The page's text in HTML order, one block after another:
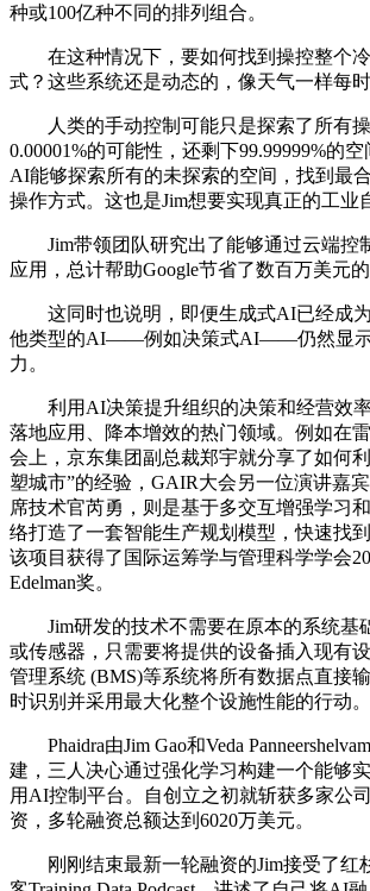
种或100亿种不同的排列组合。
在这种情况下，要如何找到操控整个冷
式？这些系统还是动态的，像天气一样每时
人类的手动控制可能只是探索了所有操
0.00001%的可能性，还剩下99.99999%的
AI能够探索所有的未探索的空间，找到最
操作方式。这也是Jim想要实现真正的工业
Jim带领团队研究出了能够通过云端控
应用，总计帮助Google节省了数百万美元的
这同时也说明，即便生成式AI已经成为
他类型的AI——例如决策式AI——仍然显示
力。
利用AI决策提升组织的决策和经营效
落地应用、降本增效的热门领域。例如在
会上，京东集团副总裁郑宇就分享了如何
塑城市”的经验，GAIR大会另一位演讲嘉
席技术官芮勇，则是基于多交互增强学习
络打造了一套智能生产规划模型，快速找
该项目获得了国际运筹学与管理科学学会
Edelman奖。
Jim研发的技术不需要在原本的系统基
或传感器，只需要将提供的设备插入现有
管理系统 (BMS)等系统将所有数据点直接
时识别并采用最大化整个设施性能的行动。
Phaidra由Jim Gao和Veda
建，三人决心通过强化学习构建一个能够
用AI控制平台。自创立之初就斩获多家公
资，多轮融资总额达到6020万美元。
刚刚结束最新一轮融资的Jim接受了红